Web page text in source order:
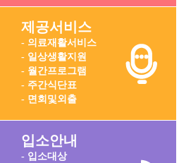
제공서비스
- 의료재활서비스
- 일상생활지원
- 월간프로그램
- 주간식단표
- 면회및외출
입소안내
- 입소대상